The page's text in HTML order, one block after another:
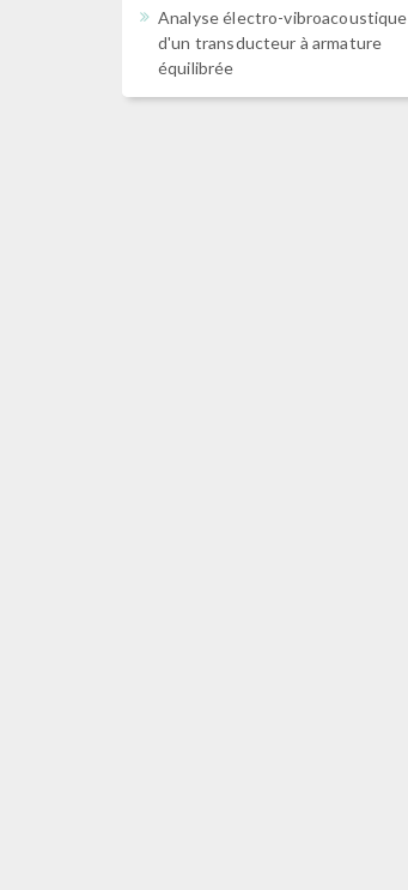
Analyse électro-vibroacoustique
d'un transducteur à armature
équilibrée